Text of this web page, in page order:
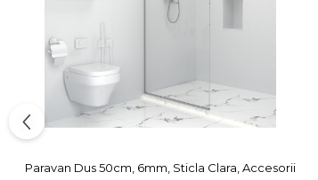
Paravan Dus 50cm, 6mm, Sticla Clara, Accesorii